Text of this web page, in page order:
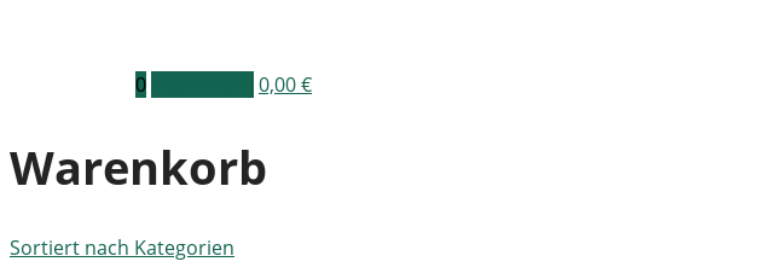
0 0,00€
Warenkorb
Sortiert nach Kategorien